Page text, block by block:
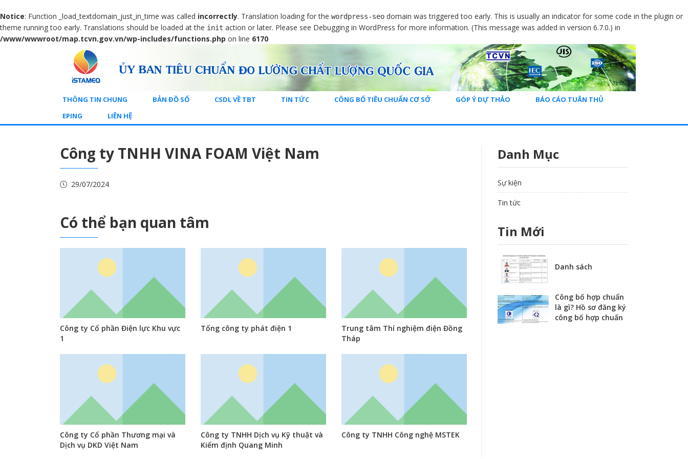
Notice: Function _load_textdomain_just_in_time was called incorrectly. Translation loading for the wordpress-seo domain was triggered too early. This is usually an indicator for some code in the plugin or
theme running too early. Translations should be loaded at the init action or later. Please see Debugging in WordPress for more information. (This message was added in version 6.7.0.) in
/www/wwwroot/map.tcvn.gov.vn/wp-includes/functions.php on line 6170
THÔNG TIN CHUNG BẢN ĐỒ SỐ CSDL VỀ TBT TIN TỨC CÔNG BỐ TIÊU CHUẨN CƠ SỞ GÓP Ý DỰ THẢO
BÁO CÁO TUÂN THỦ
EPING
LIÊN HỆ
Công ty TNHH VINA FOAM Việt Nam
29/07/2024
Có thể bạn quan tâm
Công ty Cổ phần Điện lực Khu vực
1
Tổng công ty phát điện 1
Trung tâm Thí nghiệm điện Đồng
Tháp
Công ty Cổ phần Thương mại và
Dịch vụ DKD Việt Nam
Công ty TNHH Dịch vụ Kỹ thuật và
Kiểm định Quang Minh
Công ty TNHH Công nghệ MSTEK
Danh Mục
Sự kiện
Tin tức
Tin Mới
Danh sách
Công bố hợp chuẩn
là gì? Hồ sơ đăng ký
công bố hợp chuẩn